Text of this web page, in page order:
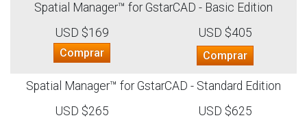
Spatial Manager™ for GstarCAD - Basic Edition
USD $169
Comprar
USD $405
Comprar
Spatial Manager™ for GstarCAD - Standard Edition
USD $265
USD $625